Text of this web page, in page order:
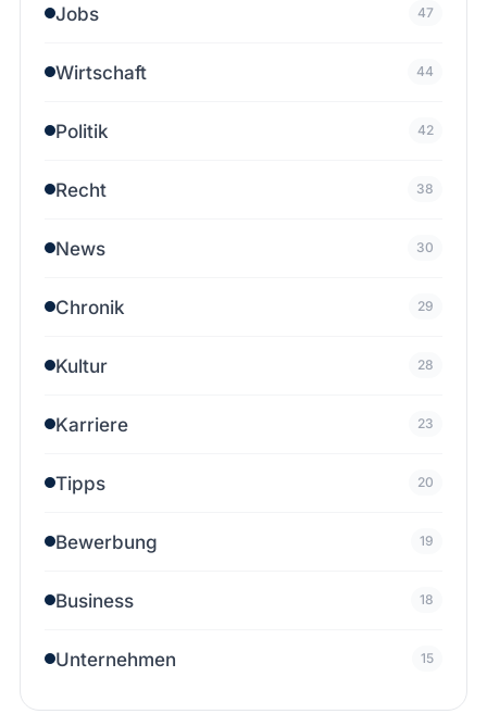
Jobs 47
Wirtschaft 44
Politik 42
Recht 38
News 30
Chronik 29
Kultur 28
Karriere 23
Tipps 20
Bewerbung 19
Business 18
Unternehmen 15